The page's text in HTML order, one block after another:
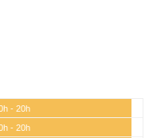
- 20h
- 20h